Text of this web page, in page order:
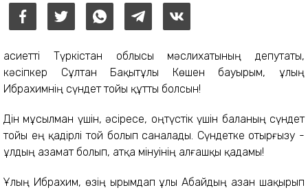
Қасиетті Түркістан облысы мәслихатының депутаты,
кәсіпкер Сұлтан Бақытұлы Көшен бауырым, ұлың
Ибрахимнің сүндет тойы құтты болсын!
Дін мұсылман үшін, әсіресе, оңтүстік үшін баланың сүндет
тойы ең қадірлі той болып саналады. Сүндетке отырғызу -
ұлдың азамат болып, атқа мінуінің алғашқы қадамы!
Ұлың Ибрахим, өзің ырымдап ұлы Абайдың азан шақырып